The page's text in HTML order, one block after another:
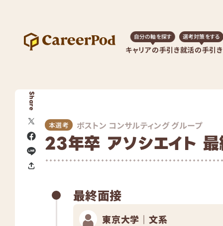
キャリアの手引き
自分の軸を探す
就活の手引き
選考対策をする
Share
本選考 ボストン コンサルティング グループ
23年卒 アソシエイト
最終面接
東京大学｜文系